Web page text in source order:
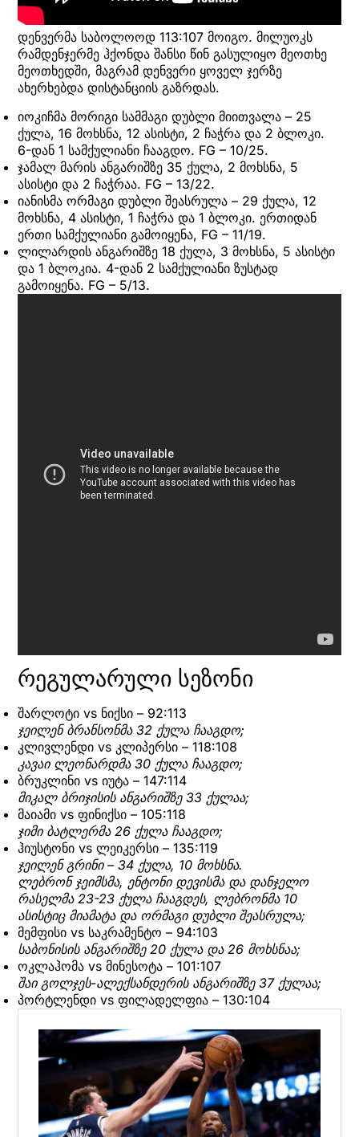
დენვერმა საბოლოოდ 113:107 მოიგო. მილუოკს
რამდენჯერმე ჰქონდა შანსი წინ გასულიყო მეოთხე
მეოთხედში, მაგრამ დენვერი ყოველ ჯერზე
ახერხებდა დისტანციის გაზრდას.
იოკიჩმა მორიგი სამმაგი დუბლი მიითვალა – 25
ქულა, 16 მოხსნა, 12 ასისტი, 2 ჩაჭრა და 2 ბლოკი.
6-დან 1 სამქულიანი ჩააგდო. FG – 10/25.
ჯამალ მარის ანგარიშზე 35 ქულა, 2 მოხსნა, 5
ასისტი და 2 ჩაჭრაა. FG – 13/22.
იანისმა ორმაგი დუბლი შეასრულა – 29 ქულა, 12
მოხსნა, 4 ასისტი, 1 ჩაჭრა და 1 ბლოკი. ერთიდან
ერთი სამქულიანი გამოიყენა, FG – 11/19.
ლილარდის ანგარიშზე 18 ქულა, 3 მოხსნა, 5 ასისტი
და 1 ბლოკია. 4-დან 2 სამქულიანი ზუსტად
გამოიყენა. FG – 5/13.
რეგულარული სეზონი
შარლოტი vs ნიქსი – 92:113
ჯეილენ ბრანსონმა 32 ქულა ჩააგდო;
კლივლენდი vs კლიპერსი – 118:108
კავაი ლეონარდმა 30 ქულა ჩააგდო;
ბრუკლინი vs იუტა – 147:114
მიკალ ბრიჯისის ანგარიშზე 33 ქულაა;
მაიამი vs ფინიქსი – 105:118
ჯიმი ბატლერმა 26 ქულა ჩააგდო;
ჰიუსტონი vs ლეიკერსი – 135:119
ჯეილენ გრინი – 34 ქულა, 10 მოხსნა.
ლებრონ ჯეიმსმა, ენტონი დევისმა და დანჯელო
რასელმა 23-23 ქულა ჩააგდეს, ლებრონმა 10
ასისტიც მიამატა და ორმაგი დუბლი შეასრულა;
მემფისი vs საკრამენტო – 94:103
საბონისის ანგარიშზე 20 ქულა და 26 მოხსნაა;
ოკლაჰომა vs მინესოტა – 101:107
შაი გოლჯეს-ალექსანდერის ანგარიშზე 37 ქულაა;
პორტლენდი vs ფილადელფია – 130:104